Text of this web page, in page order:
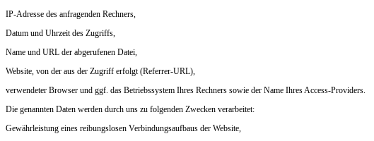
IP-Adresse des anfragenden Rechners,
Datum und Uhrzeit des Zugriffs,
Name und URL der abgerufenen Datei,
Website, von der aus der Zugriff erfolgt (Referrer-URL),
verwendeter Browser und ggf. das Betriebssystem Ihres Rechners sowie der Name Ihres Access-Providers.
Die genannten Daten werden durch uns zu folgenden Zwecken verarbeitet:
Gewährleistung eines reibungslosen Verbindungsaufbaus der Website,